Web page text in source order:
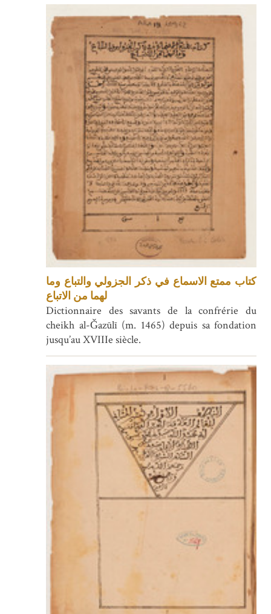
كتاب ممتع الاسماع في ذكر الجزولي والتباع وما
لهما من الاتباع
Dictionnaire des savants de la confrérie du
cheikh al-Ǧazūlī (m. 1465) depuis sa fondation
jusqu’au XVIIIe siècle.